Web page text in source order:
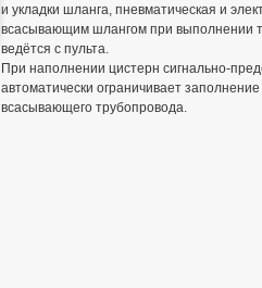
и укладки шланга, пневматическая и
всасывающим шлангом при выполнении
ведётся с пульта.
При наполнении цистерн сигнально-
автоматически ограничивает
всасывающего трубопровода.